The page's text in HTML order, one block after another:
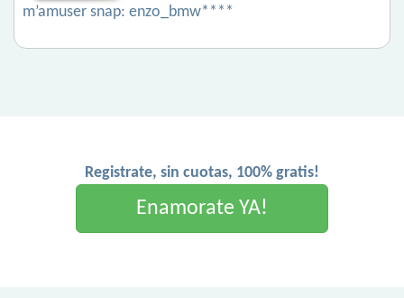
m’amuser snap: enzo_bmw****
Registrate, sin cuotas, 100% gratis!
Enamorate YA!